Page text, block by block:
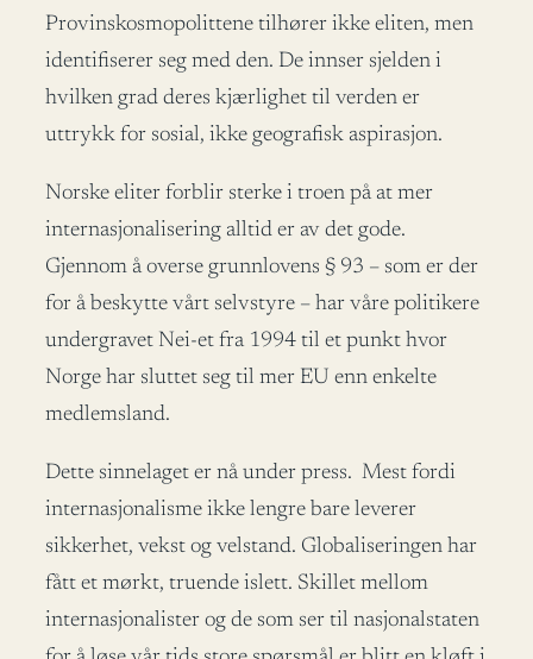
Provinskosmopolittene tilhører ikke eliten, men
identifiserer seg med den. De innser sjelden i
hvilken grad deres kjærlighet til verden er
uttrykk for sosial, ikke geografisk aspirasjon.
Norske eliter forblir sterke i troen på at mer
internasjonalisering alltid er av det gode.
Gjennom å overse grunnlovens § 93 – som er der
for å beskytte vårt selvstyre – har våre politikere
undergravet Nei-et fra 1994 til et punkt hvor
Norge har sluttet seg til mer EU enn enkelte
medlemsland.
Dette sinnelaget er nå under press. Mest fordi
internasjonalisme ikke lengre bare leverer
sikkerhet, vekst og velstand. Globaliseringen har
fått et mørkt, truende islett. Skillet mellom
internasjonalister og de som ser til nasjonalstaten